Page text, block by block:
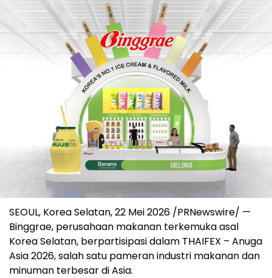
SEOUL, Korea Selatan,22 Mei 2026 /PRNewswire/ —
Binggrae, perusahaan makanan terkemuka asal
Korea Selatan, berpartisipasi dalam THAIFEX – Anuga
Asia 2026, salah satu pameran industri makanan dan
minuman terbesar di Asia.